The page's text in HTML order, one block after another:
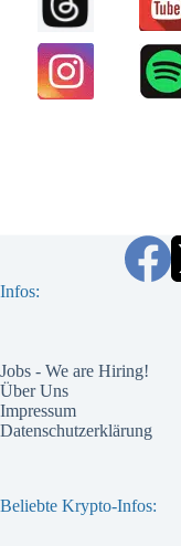
Infos:
Jobs - We are Hiring!
Über Uns
Impressum
Datenschutzerklärung
Beliebte Krypto-Infos: